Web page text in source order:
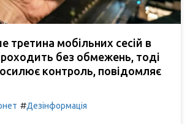
третина мобільних сесій в
без обмежень, тоді
контроль, повідомляє
#Дезінформація